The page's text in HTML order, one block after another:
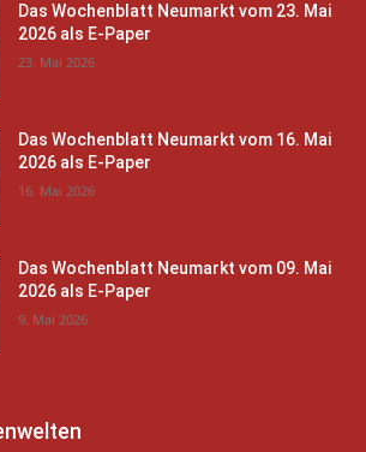
Das Wochenblatt Neumarkt vom 23. Mai
2026 als E-Paper
23. Mai 2026
Das Wochenblatt Neumarkt vom 16. Mai
2026 als E-Paper
16. Mai 2026
Das Wochenblatt Neumarkt vom 09. Mai
2026 als E-Paper
9. Mai 2026